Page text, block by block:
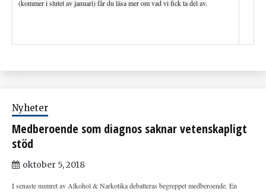
(kommer i slutet av januari) får du läsa mer om vad vi fick ta del av.
Nyheter
Medberoende som diagnos saknar vetenskapligt
stöd
oktober 5, 2018
I senaste numret av Alkohol & Narkotika debatteras begreppet medberoende. En